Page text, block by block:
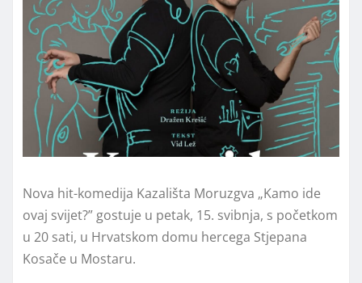
Nova hit-komedija Kazališta Moruzgva „Kamo ide
ovaj svijet?” gostuje u petak, 15. svibnja, s početkom
u 20 sati, u Hrvatskom domu hercega Stjepana
Kosače u Mostaru.